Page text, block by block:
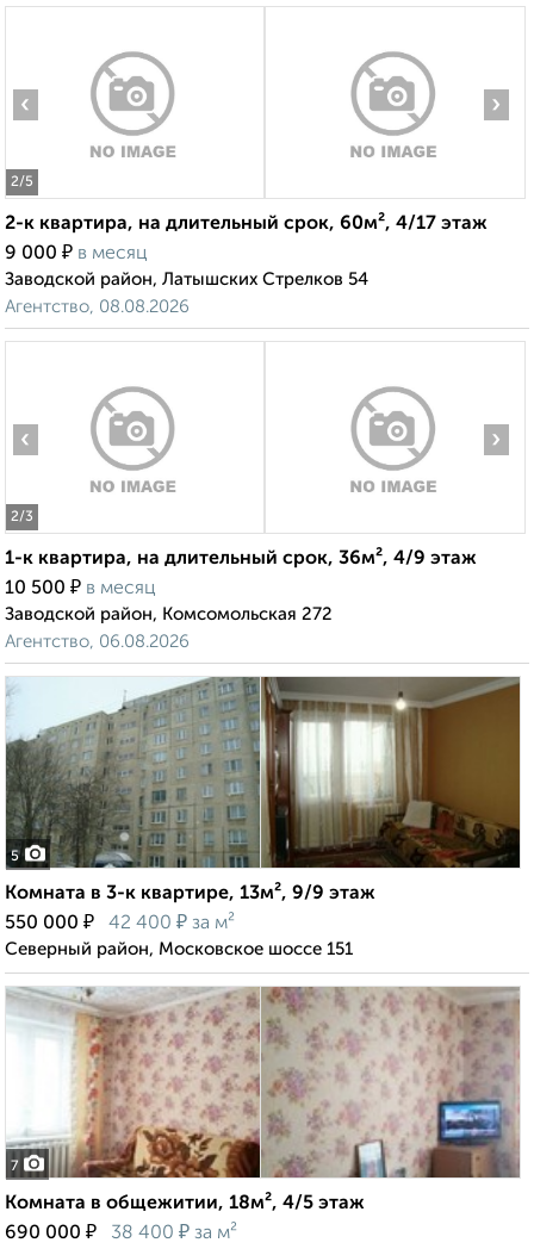
2/5
‹ ›
2-к квартира, на длительный срок, 60м², 4/17 этаж
9 000 ₽ в месяц
Заводской район, Латышских Стрелков 54
Агентство, 08.08.2026
2/3
‹ ›
1-к квартира, на длительный срок, 36м², 4/9 этаж
10 500 ₽ в месяц
Заводской район, Комсомольская 272
Агентство, 06.08.2026
5
Комната в 3-к квартире, 13м², 9/9 этаж
550 000 ₽ 42 400 ₽ за м²
Северный район, Московское шоссе 151
7
Комната в общежитии, 18м², 4/5 этаж
690 000 ₽ 38 400 ₽ за м²